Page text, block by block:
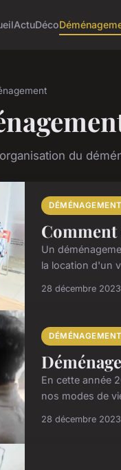
ActuDéco
du
DÉMÉNAGEMENT
Comment
Un
la location d'un
28 décembre 2023
DÉMÉNAGEMENT
En cette année
nos modes de
28 décembre 2023